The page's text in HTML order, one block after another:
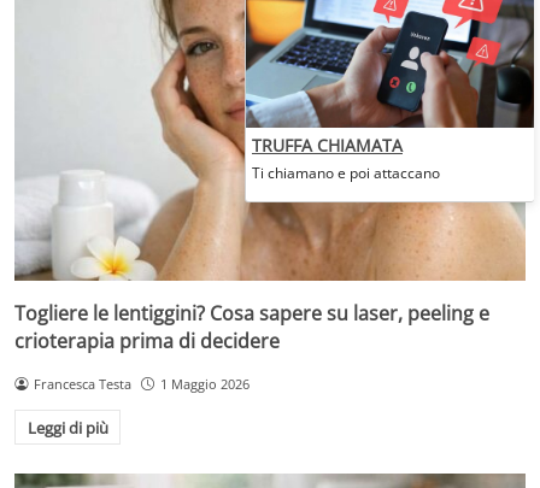
Togliere le lentiggini? Cosa sapere su laser, peeling e
crioterapia prima di decidere
Francesca Testa 1 Maggio 2026
Leggi di più
TRUFFA CHIAMATA
Ti chiamano e poi attaccano